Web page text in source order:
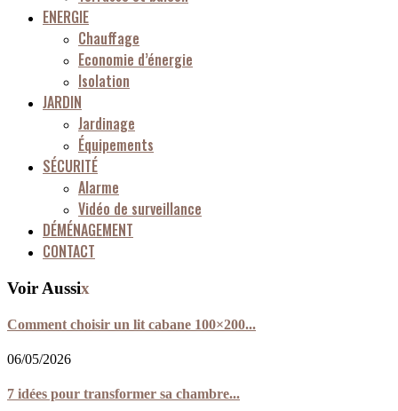
ENERGIE
Chauffage
Economie d’énergie
Isolation
JARDIN
Jardinage
Équipements
SÉCURITÉ
Alarme
Vidéo de surveillance
DÉMÉNAGEMENT
CONTACT
Voir Aussix
Comment choisir un lit cabane 100×200...
06/05/2026
7 idées pour transformer sa chambre...